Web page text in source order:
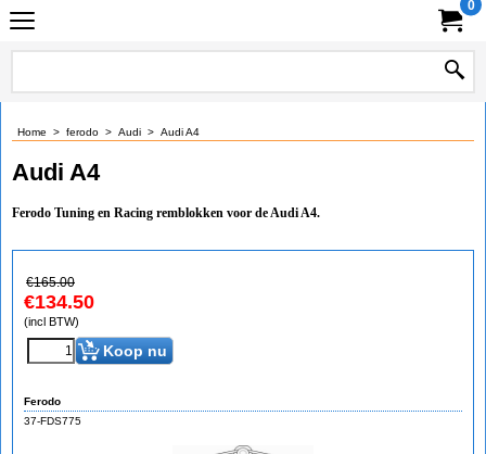
0
Home > ferodo > Audi > Audi A4
Audi A4
Ferodo Tuning en Racing remblokken voor de Audi A4.
€165.00
€134.50
(incl BTW)
Koop nu
Ferodo
37-FDS775